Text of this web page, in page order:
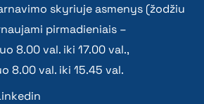
skyriuje asmenys (žodžiu
pirmadieniais –
8.00 val. iki 17.00 val.,
8.00 val. iki 15.45 val.